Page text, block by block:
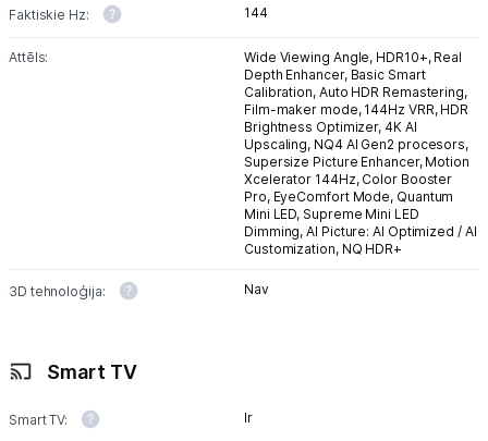
Faktiskie Hz: 144
Attēls: Wide Viewing Angle, HDR10+, Real
Depth Enhancer, Basic Smart
Calibration, Auto HDR Remastering,
Film-maker mode, 144Hz VRR, HDR
Brightness Optimizer, 4K AI
Upscaling, NQ4 AI Gen2 procesors,
Supersize Picture Enhancer, Motion
Xcelerator 144Hz, Color Booster
Pro, EyeComfort Mode, Quantum
Mini LED, Supreme Mini LED
Dimming,AI Picture: AI Optimized / AI
Customization, NQ HDR+
3D tehnoloģija: Nav
Smart TV
Smart TV: Ir